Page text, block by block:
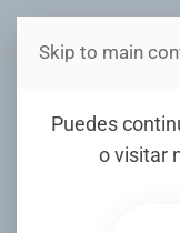
Estás
Puedes
o visitar
Skip to main
Tipos
¿cómo